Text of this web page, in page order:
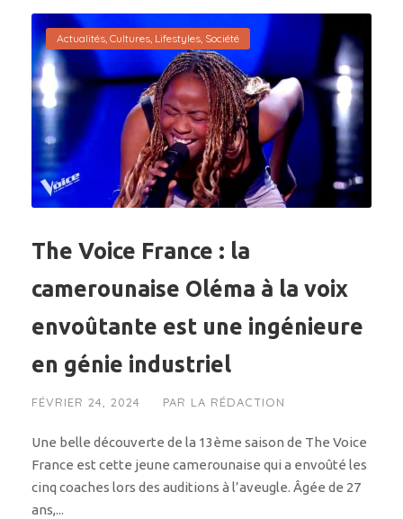
Actualités, Cultures, Lifestyles, Société
The Voice France : la
camerounaise Oléma à la voix
envoûtante est une ingénieure
en génie industriel
FÉVRIER 24, 2024 PAR LA RÉDACTION
Une belle découverte de la 13ème saison de The Voice
France est cette jeune camerounaise qui a envoûté les
cinq coaches lors des auditions à l’aveugle. Âgée de 27
ans,...